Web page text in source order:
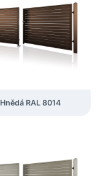
Hnědá RAL 8014